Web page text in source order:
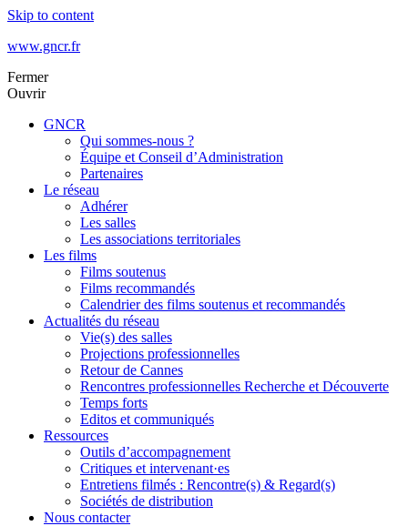
Skip to content
www.gncr.fr
Fermer
Ouvrir
GNCR
Qui sommes-nous ?
Équipe et Conseil d’Administration
Partenaires
Le réseau
Adhérer
Les salles
Les associations territoriales
Les films
Films soutenus
Films recommandés
Calendrier des films soutenus et recommandés
Actualités du réseau
Vie(s) des salles
Projections professionnelles
Retour de Cannes
Rencontres professionnelles Recherche et Découverte
Temps forts
Editos et communiqués
Ressources
Outils d’accompagnement
Critiques et intervenant·es
Entretiens filmés : Rencontre(s) & Regard(s)
Sociétés de distribution
Nous contacter